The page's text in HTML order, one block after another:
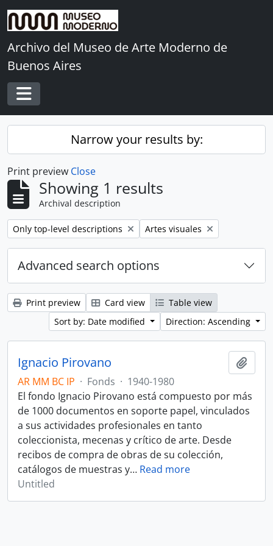
Skip to main content
Archivo del Museo de Arte Moderno de
Buenos Aires
Toggle navigation
Narrow your results by:
Print preview Close
Showing 1 results
Archival description
Remove filter:
Only top-level descriptions Remove filter:
Artes visuales
Advanced search options
Print preview Card view
Table view
Sort by: Date modified
Direction: Ascending
Ignacio Pirovano
AR MM BC IP · Fonds · 1940-1980
El fondo Ignacio Pirovano está compuesto por más
de 1000 documentos en soporte papel, vinculados
a sus actividades profesionales en tanto
coleccionista, mecenas y crítico de arte. Desde
recibos de compra de obras de su colección,
catálogos de muestras y… Read more
Untitled